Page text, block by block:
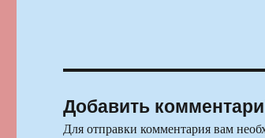
Добавить
Для отправки комментария вам